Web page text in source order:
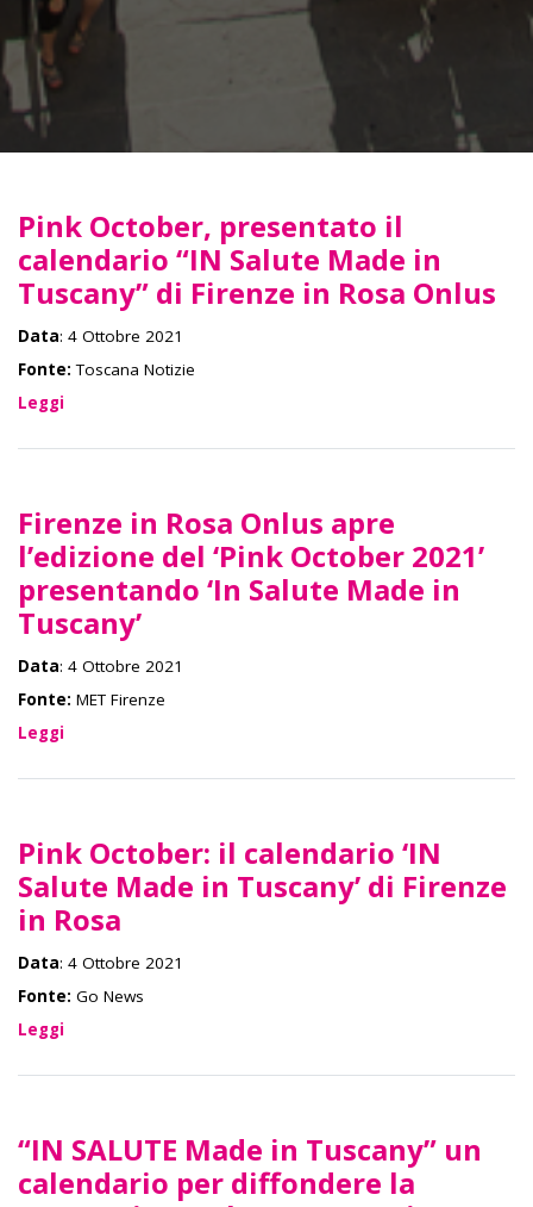
Pink October, presentato il
calendario “IN Salute Made in
Tuscany” di Firenze in Rosa Onlus
Data: 4 Ottobre 2021
Fonte: Toscana Notizie
Leggi
Firenze in Rosa Onlus apre
l’edizione del ‘Pink October 2021’
presentando ‘In Salute Made in
Tuscany’
Data: 4 Ottobre 2021
Fonte: MET Firenze
Leggi
Pink October: il calendario ‘IN
Salute Made in Tuscany’ di Firenze
in Rosa
Data: 4 Ottobre 2021
Fonte: Go News
Leggi
“IN SALUTE Made in Tuscany” un
calendario per diffondere la